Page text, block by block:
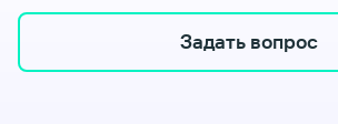
Задать вопрос